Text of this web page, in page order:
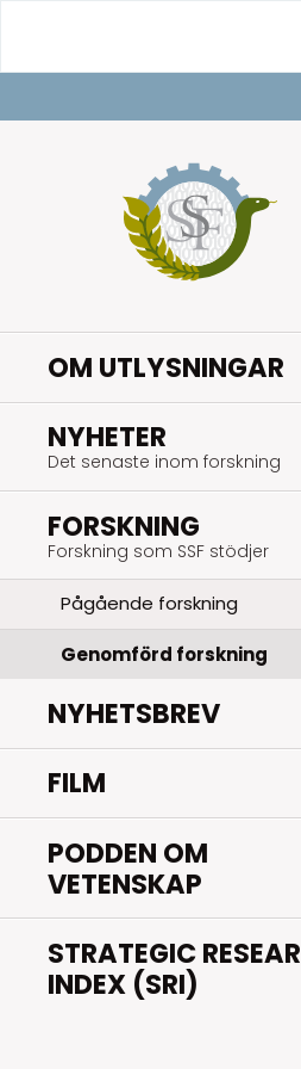
innehåll
OM UTLYSNINGAR
NYHETER
Det senaste inom forskning
FORSKNING
Forskning som SSF stödjer
Pågående forskning
Genomförd forskning
NYHETSBREV
FILM
PODDEN OM
VETENSKAP
STRATEGIC
INDEX (SRI)